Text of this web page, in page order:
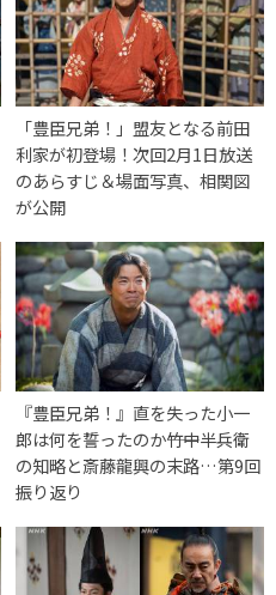
「豊臣兄弟！」盟友となる前田
利家が初登場！次回2月1日放送
のあらすじ＆場面写真、相関図
が公開
『豊臣兄弟！』直を失った小一
郎は何を誓ったのか――竹中半兵衛
の知略と斎藤龍興の末路…第9回
振り返り